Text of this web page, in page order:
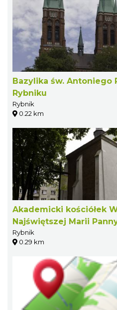
Bazylika św. Antoniego
Rybniku
Rybnik
0.22 km
Akademicki kościółek
Najświętszej Marii
Rybnik
0.29 km